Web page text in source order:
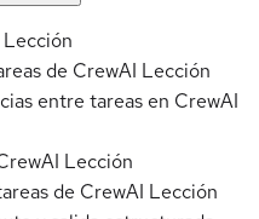
Lección
de CrewAI Lección
entre tareas en CrewAI
Lección
de CrewAI Lección